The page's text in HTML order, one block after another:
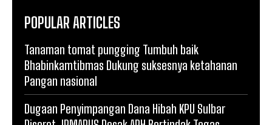
POPULAR ARTICLES
Tanaman tomat pungging Tumbuh baik
Bhabinkamtibmas Dukung suksesnya ketahanan
Pangan nasional
Dugaan Penyimpangan Dana Hibah KPU Sulbar